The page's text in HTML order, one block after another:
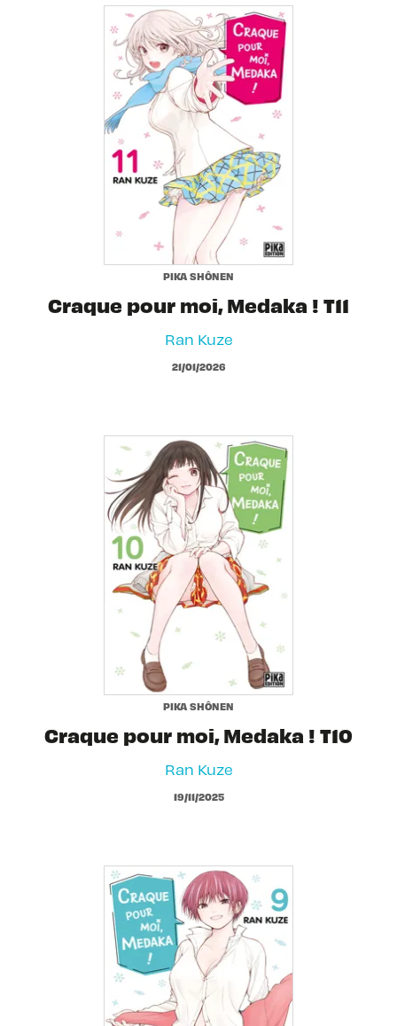
PIKA SHÔNEN
Craque pour moi, Medaka ! T11
Ran Kuze
21/01/2026
PIKA SHÔNEN
Craque pour moi, Medaka ! T10
Ran Kuze
19/11/2025